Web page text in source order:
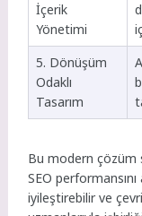
İçerik
Yönetimi
5. Dönüşüm
Odaklı
Tasarım
Bu modern çözüm
SEO performansını
iyileştirebilir ve